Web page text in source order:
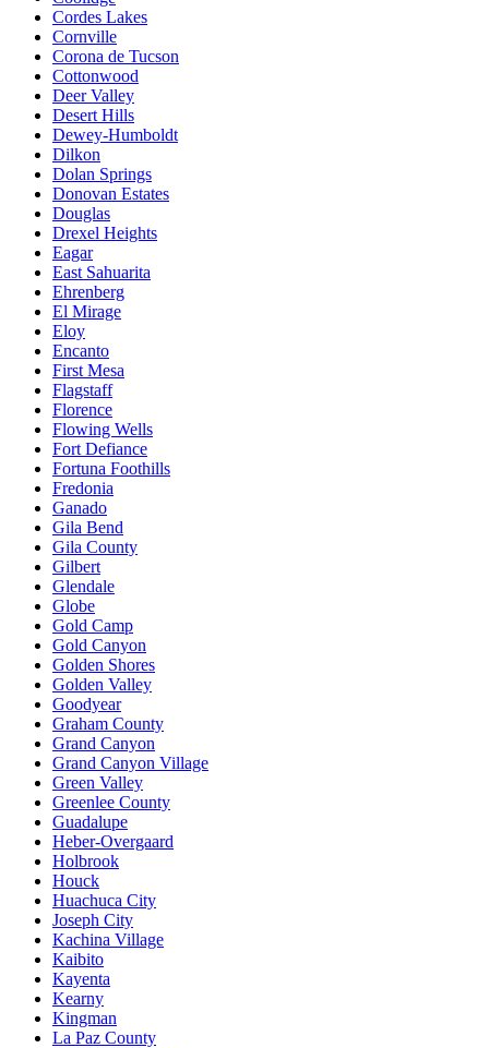
Cordes Lakes
Cornville
Corona de Tucson
Cottonwood
Deer Valley
Desert Hills
Dewey-Humboldt
Dilkon
Dolan Springs
Donovan Estates
Douglas
Drexel Heights
Eagar
East Sahuarita
Ehrenberg
El Mirage
Eloy
Encanto
First Mesa
Flagstaff
Florence
Flowing Wells
Fort Defiance
Fortuna Foothills
Fredonia
Ganado
Gila Bend
Gila County
Gilbert
Glendale
Globe
Gold Camp
Gold Canyon
Golden Shores
Golden Valley
Goodyear
Graham County
Grand Canyon
Grand Canyon Village
Green Valley
Greenlee County
Guadalupe
Heber-Overgaard
Holbrook
Houck
Huachuca City
Joseph City
Kachina Village
Kaibito
Kayenta
Kearny
Kingman
La Paz County